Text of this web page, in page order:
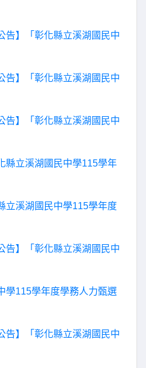
告】「彰化縣立溪湖國民中
告】「彰化縣立溪湖國民中
告】「彰化縣立溪湖國民中
縣立溪湖國民中學115學年
立溪湖國民中學115學年度
告】「彰化縣立溪湖國民中
學115學年度學務人力甄選
告】「彰化縣立溪湖國民中